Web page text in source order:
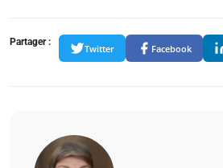
Partager :
Twitter Facebook